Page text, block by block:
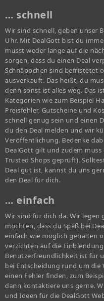
… schnell
Wir sind schnell, geben unser
Uhr. Mit DealGott bist du
musst weder lange auf die
sorgen, dass du einen Deal
Schnäppchen sind befristetet
ausverkauft. Das heißt, du
denn sonst ist alles weg. Das
Kategorien wie zum Beispiel
Preisfehler, Gutscheine und
schnell genug sein und einen
du den Deal melden und wir
Veröffentlichung. Bedenke
DealGott gilt und zudem muss
Trusted Shops geprüft).
Deal gut ist, kannst du uns
den Deal für dich.
… einfach
Wir sind für dich da. Wir legen
möchten, dass du Spaß bei
einfach wie möglich gehalten
verzichten auf die
Benutzerfreundlichkeit ist für
bei Entscheidung rund um die
einen Fehler finden, zum
dann kontaktiere uns gerne.
und Ideen für die DealGott